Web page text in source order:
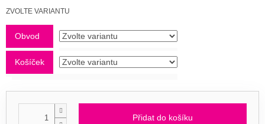
Měrná
ZVOLTE VARIANTU
Obvod
Košíček
Přidat do košíku